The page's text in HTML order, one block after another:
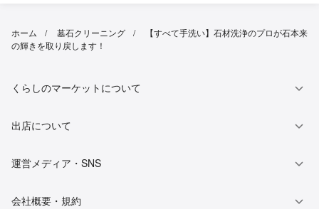
ホーム 墓石クリーニング
【すべて手洗い】石材洗浄のプロが石本来
の輝きを取り戻します！
くらしのマーケットについて
出店について
運営メディア・SNS
会社概要・規約